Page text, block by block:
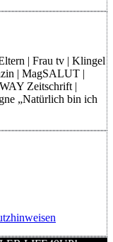
| Frau tv | Klingel
| MagSALUT |
Zeitschrift |
„Natürlich bin ich